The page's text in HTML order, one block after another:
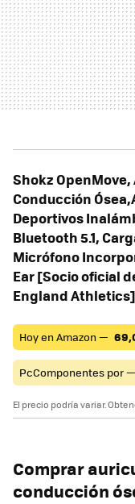
Shokz
Conducción
Deportivos
Bluetooth 5.1,
Micrófono
Ear [Socio oficial
England Athletics]
Hoy en Amazon —
PcComponentes por —
El precio podría variar.
Comprar
conducción